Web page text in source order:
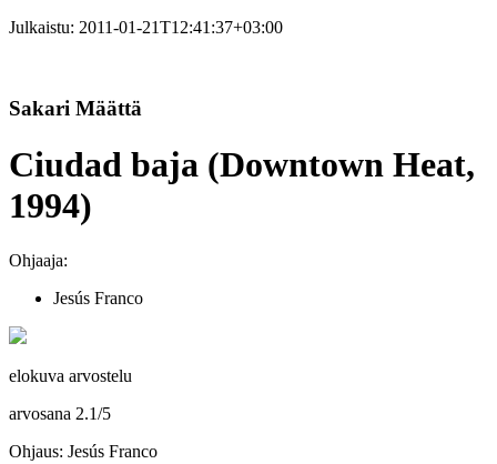
Julkaistu: 2011-01-21T12:41:37+03:00
Sakari Määttä
Ciudad baja (Downtown Heat,
1994)
Ohjaaja:
Jesús Franco
elokuva arvostelu
arvosana 2.1/5
Ohjaus: Jesús Franco